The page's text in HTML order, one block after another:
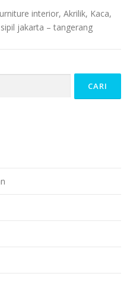
interior, Akrilik, Kaca,
jakarta – tangerang